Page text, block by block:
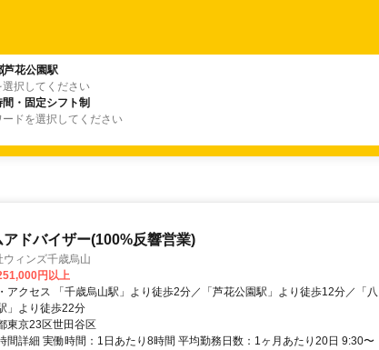
芦花公園駅
選択してください
間・固定シフト制
ードを選択してください
アドバイザー(100%反響営業)
ウィンズ千歳烏山
円以上
アクセス 「千歳烏山駅」より徒歩2分／「芦花公園駅」より徒歩12分／「八
」より徒歩22分
東京23区世田谷区
間詳細 実働時間：1日あたり8時間 平均勤務日数：1ヶ月あたり20日 9:30〜